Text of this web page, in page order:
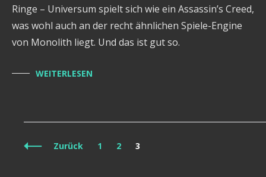
Ringe – Universum spielt sich wie ein Assassin’s Creed,
was wohl auch an der recht ähnlichen Spiele-Engine
von Monolith liegt. Und das ist gut so.
WEITERLESEN
Beitragsnavigation
Zurück Seite
1 Seite
2 Seite
3